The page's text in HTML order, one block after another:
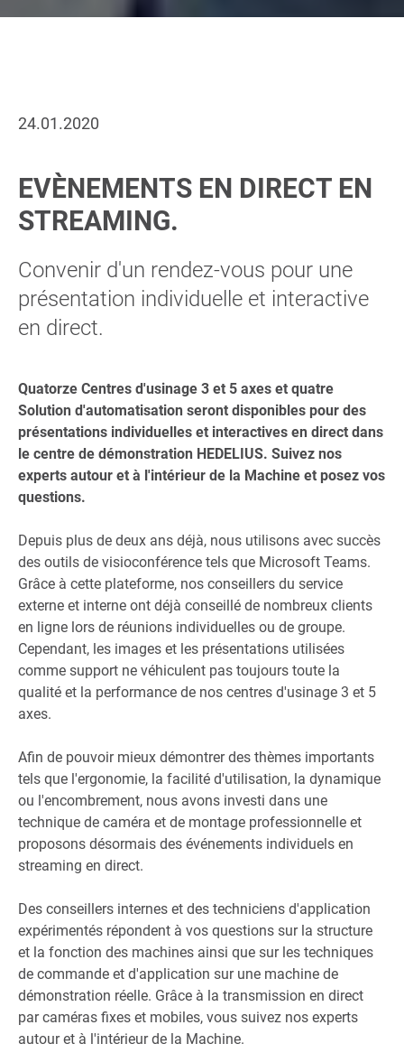
24.01.2020
EVÈNEMENTS EN DIRECT EN
STREAMING.
Convenir d'un rendez-vous pour une
présentation individuelle et interactive
en direct.
Quatorze Centres d'usinage 3 et 5 axes et quatre
Solution d'automatisation seront disponibles pour des
présentations individuelles et interactives en direct dans
le centre de démonstration HEDELIUS. Suivez nos
experts autour et à l'intérieur de la Machine et posez vos
questions.
Depuis plus de deux ans déjà, nous utilisons avec succès
des outils de visioconférence tels que Microsoft Teams.
Grâce à cette plateforme, nos conseillers du service
externe et interne ont déjà conseillé de nombreux clients
en ligne lors de réunions individuelles ou de groupe.
Cependant, les images et les présentations utilisées
comme support ne véhiculent pas toujours toute la
qualité et la performance de nos centres d'usinage 3 et 5
axes.
Afin de pouvoir mieux démontrer des thèmes importants
tels que l'ergonomie, la facilité d'utilisation, la dynamique
ou l'encombrement, nous avons investi dans une
technique de caméra et de montage professionnelle et
proposons désormais des événements individuels en
streaming en direct.
Des conseillers internes et des techniciens d'application
expérimentés répondent à vos questions sur la structure
et la fonction des machines ainsi que sur les techniques
de commande et d'application sur une machine de
démonstration réelle. Grâce à la transmission en direct
par caméras fixes et mobiles, vous suivez nos experts
autour et à l'intérieur de la Machine.